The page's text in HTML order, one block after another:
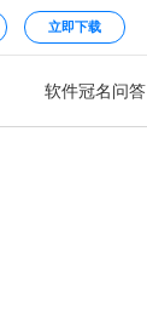
立即下载
软件冠名问答